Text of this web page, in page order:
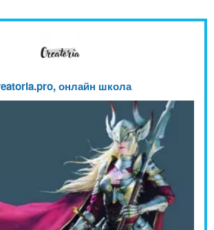
онлайн школа